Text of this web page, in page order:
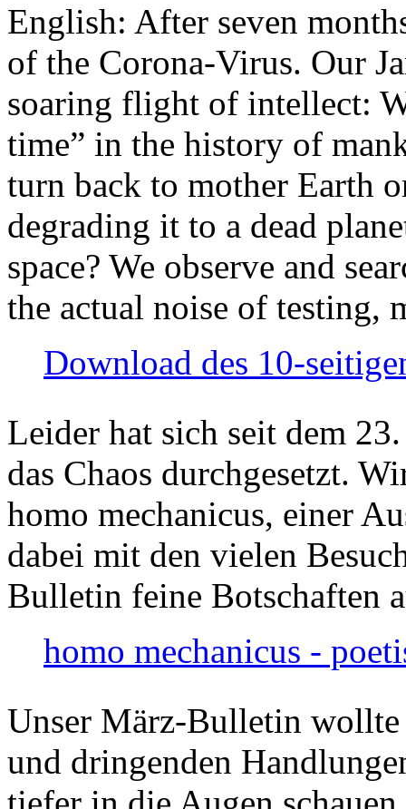
English: After seven
of the Corona-Virus. Our
soaring flight of intellect:
time” in the history of
turn back to mother Earth
degrading it to a dead
space? We observe and
the actual noise of testing,
Download des 10-
Leider hat sich seit dem
das Chaos durchgesetzt.
homo mechanicus, einer
dabei mit den vielen
Bulletin feine Botschaften
homo mechanicus -
Unser März-Bulletin
und dringenden